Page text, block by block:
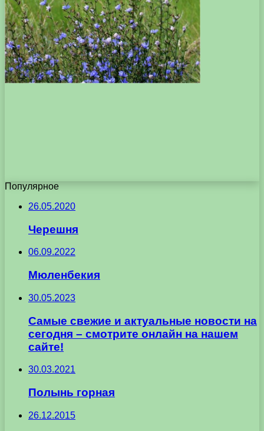
Популярное
26.05.2020
Черешня
06.09.2022
Мюленбекия
30.05.2023
Самые свежие и актуальные новости на
сегодня – смотрите онлайн на нашем
сайте!
30.03.2021
Полынь горная
26.12.2015